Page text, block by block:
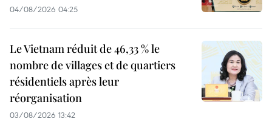
04/08/2026 04:25
Le Vietnam réduit de 46,33 % le
nombre de villages et de quartiers
résidentiels après leur
réorganisation
03/08/2026 13:42